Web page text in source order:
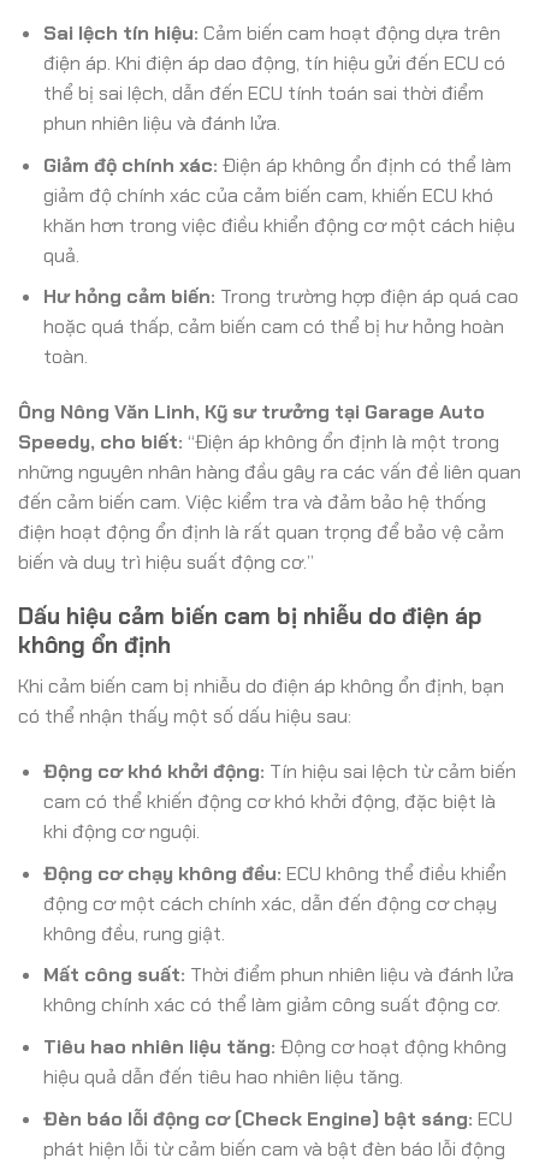
Sai lệch tín hiệu: Cảm biến cam hoạt động dựa trên
điện áp. Khi điện áp dao động, tín hiệu gửi đến ECU có
thể bị sai lệch, dẫn đến ECU tính toán sai thời điểm
phun nhiên liệu và đánh lửa.
Giảm độ chính xác: Điện áp không ổn định có thể làm
giảm độ chính xác của cảm biến cam, khiến ECU khó
khăn hơn trong việc điều khiển động cơ một cách hiệu
quả.
Hư hỏng cảm biến: Trong trường hợp điện áp quá cao
hoặc quá thấp, cảm biến cam có thể bị hư hỏng hoàn
toàn.
Ông Nông Văn Linh, Kỹ sư trưởng tại Garage Auto
Speedy, cho biết: “Điện áp không ổn định là một trong
những nguyên nhân hàng đầu gây ra các vấn đề liên quan
đến cảm biến cam. Việc kiểm tra và đảm bảo hệ thống
điện hoạt động ổn định là rất quan trọng để bảo vệ cảm
biến và duy trì hiệu suất động cơ.”
Dấu hiệu cảm biến cam bị nhiễu do điện áp
không ổn định
Khi cảm biến cam bị nhiễu do điện áp không ổn định, bạn
có thể nhận thấy một số dấu hiệu sau:
Động cơ khó khởi động: Tín hiệu sai lệch từ cảm biến
cam có thể khiến động cơ khó khởi động, đặc biệt là
khi động cơ nguội.
Động cơ chạy không đều: ECU không thể điều khiển
động cơ một cách chính xác, dẫn đến động cơ chạy
không đều, rung giật.
Mất công suất: Thời điểm phun nhiên liệu và đánh lửa
không chính xác có thể làm giảm công suất động cơ.
Tiêu hao nhiên liệu tăng: Động cơ hoạt động không
hiệu quả dẫn đến tiêu hao nhiên liệu tăng.
Đèn báo lỗi động cơ (Check Engine) bật sáng: ECU
phát hiện lỗi từ cảm biến cam và bật đèn báo lỗi động